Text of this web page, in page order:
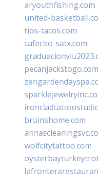
aryouthfishing.com
united-
tios-tacos.com
cafecito-satx.com
pecanjackstogo.com
bruinshome.com
wolfcitytattoo.com